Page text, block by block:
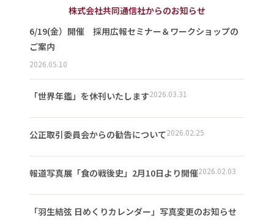
株式会社共同通信社からのお知らせ
6/19(金）開催 採用広報セミナー＆ワークショップの
ご案内
2026.05.10
「世界年鑑」を休刊いたします2026.03.31
公正取引委員会からの勧告について2026.02.25
報道写真展「食の戦後史」2月10日より開催2026.02.03
「羽生結弦 日めくりカレンダー」写真変更のお知らせ